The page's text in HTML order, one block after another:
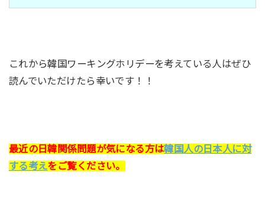
これから韓国ワーキングホリデーを考えている人はぜひ
読んでいただけたら幸いです！！
最近の日韓関係問題が気になる方は韓国人の日本人に対
する考えをご覧ください。